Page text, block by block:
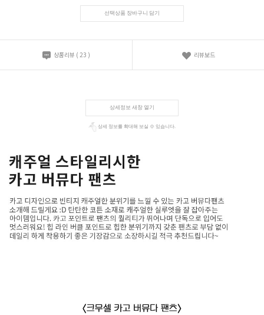
선택상품 장바구니 담기
상품리뷰 ( 23 ) 리뷰보드
상세정보 새창 열기
상세 정보를 확대해 보실 수 있습니다.